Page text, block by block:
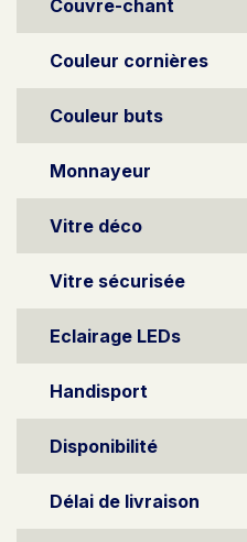
Couvre-chant
Couleur cornières
Couleur buts
Monnayeur
Vitre déco
Vitre sécurisée
Eclairage LEDs
Handisport
Disponibilité
Délai de livraison